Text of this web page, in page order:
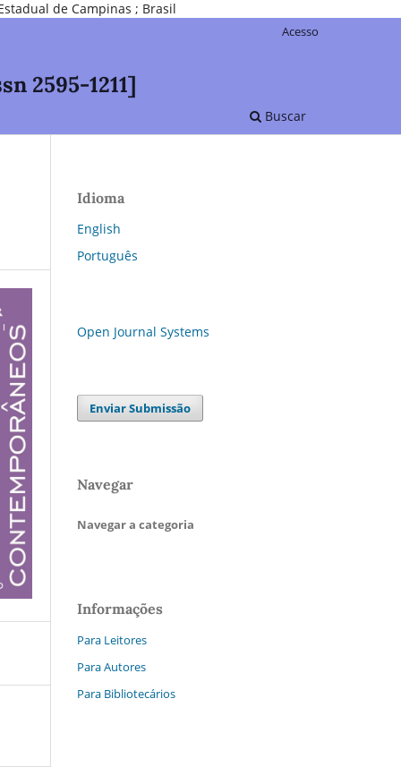
de Campinas ; Brasil
2595-1211]
Buscar
Acesso
Idioma
English
Português
Open Journal Systems
Enviar Submissão
Navegar
Navegar a categoria
Informações
Para Leitores
Para Autores
Para Bibliotecários